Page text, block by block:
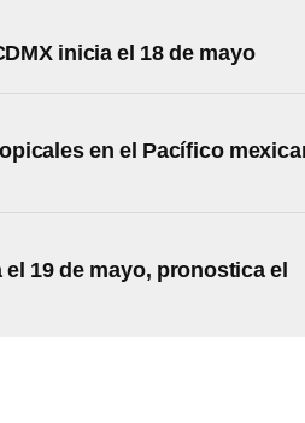
inicia el 18 de mayo
en el Pacífico
19 de mayo, pronostica el